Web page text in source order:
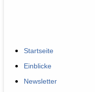
Startseite
Einblicke
Newsletter